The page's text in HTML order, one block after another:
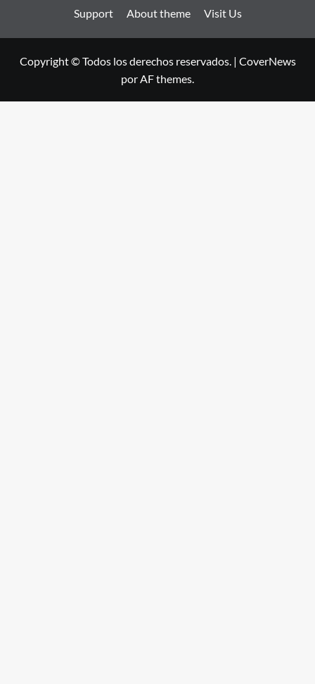
Support About theme Visit Us
Copyright © Todos los derechos reservados. | CoverNews
por AF themes.